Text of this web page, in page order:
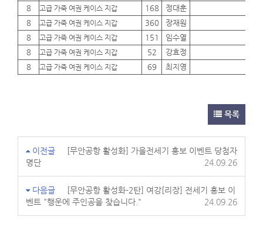
8
고급 가죽 여권 케이스 지갑 168 정대훈
8
고급 가죽 여권 케이스 지갑 360 장재원
8
고급 가죽 여권 케이스 지갑 151 임수열
8
고급 가죽 여권 케이스 지갑 52 강효정
8
고급 가죽 여권 케이스 지갑 69 최지영
목록
이전글
[무안공항 활성화] 가을전세기 홍보 이벤트 당첨자
명단
24.09.26
다음글
[무안공항 활성화-2탄] 여강[리장] 전세기 홍보 이
벤트 "행운에 주인공을 찾습니다."
24.09.26